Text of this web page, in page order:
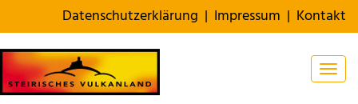
Datenschutzerklärung | Impressum | Kontakt